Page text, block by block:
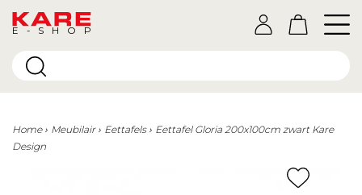
E-SHOP
Home Meubilair Eettafels
Eettafel Gloria 200x100cm zwart Kare
Design